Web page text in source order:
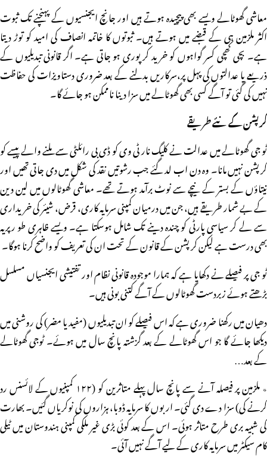
معاشی گھوٹالے ویسے بھی پیچیدہ ہوتے ہیں اور جانچ ایجنسیوں کے پہنچنے تک ثبوت
اکثر ملزمین ہی کے قبضے میں ہوتے ہیں۔ ثبوتوں کا خاتمہ انصاف کی امید کو توڑ دیتا
ہے۔ بچی کھچی کسر گواہوں کو خرید کر پوری ہو جاتی ہے۔ اگر قانونی تبدیلیوں کے
ذریعے یا عدالتوں کی پہل پر،سرکاریں بدلنے کے بعد ضروری دستاویزات کی حفاظت
نہیں کی گئی تو آگے کسی بھی گھوٹالے میں سزا دینا ناممکن ہو جائے گا۔
کرپشن کے نئے طریقے
ٹو جی گھوٹالے میں عدالت نے کلیگ نار ٹی وی کو ڈی بی رائلٹی سے ملنے والے پیسے کو
کرپشن نہیں مانا۔ وہ دن اب لد گئے جب رشوتیں نقد کی شکل میں دی جاتی تھیں اور
نیتاؤں کے بستر کے نیچے سے نوٹ برآمد ہوتے تھے۔ معاشی گھوٹالوں میں لین دین
کے بے شمار طریقے ہیں، جن میں درمیان کمپنی سرمایہ کاری، قرض، شیئر کی خریداری
سے لے کر سیاسی پارٹی کو چندہ دینے تک شامل ہوسکتا ہے۔ ویسے ظاہری طو رپریہ
بھی درست ہے لیکن کرپشن کے قانون کے تحت ان کی تعریف کو واضح کرنا ہوگا۔
ٹو جی پر فیصلے نے دکھایا ہے کہ ہمارا موجودہ قانونی نظام اور تفتیشی ایجنسیاں مسلسل
بڑھتے ہوئے زبردست گھوٹالوں کے آگے کتنی بونی ہیں۔
دھیان میں رکھنا ضروری ہے کہ اس فیصلے کو ان تبدیلیوں (مفید یا مضر) کی روشنی میں
دیکھا جائے گا جو اس گھوٹالے کے بعد گزشتہ پانچ سال میں ہوئے۔ ٹوجی گھوٹالے
کے بعد…
٭ ملزمین پر فیصلہ آنے سے پانچ سال پہلے متاثرین کو (۱۲۲ کمپنیوں کے لائسنس رد
کرنے کی) سزا دے دی گئی۔ اربوں کا سرمایہ ڈوبا، ہزاروں کی نوکریاں گئیں۔ بھارت
کی شبیہ بری طرح متاثر ہوئی۔ اس کے بعد کوئی بڑی غیر ملکی کمپنی ہندوستان میں ٹیلی
کام سیکٹر میں سرمایہ کاری کے لیے آگے نہیں آئی۔